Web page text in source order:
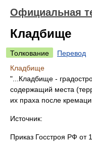
Официальная
Кладбище
Толкование
Перевод
Кладбище
"...Кладбище -
содержащий места
их праха после
Источник:
Приказ Госстроя РФ от